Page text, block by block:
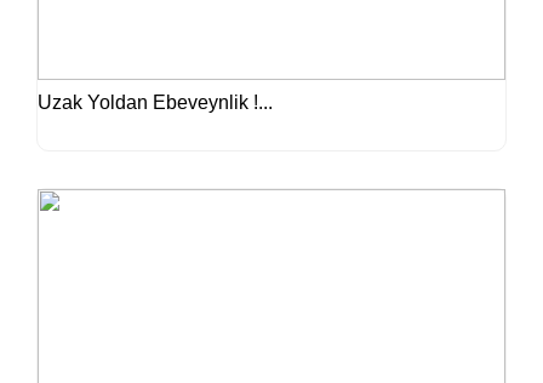
Uzak Yoldan Ebeveynlik !...